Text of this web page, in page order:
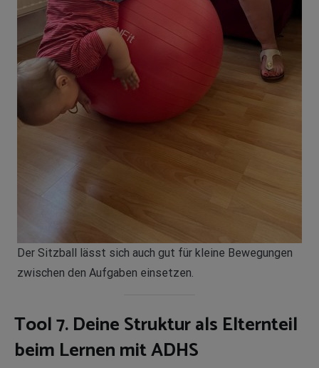
Der Sitzball lässt sich auch gut für kleine Bewegungen
zwischen den Aufgaben einsetzen.
Tool 7. Deine Struktur als Elternteil
beim Lernen mit ADHS